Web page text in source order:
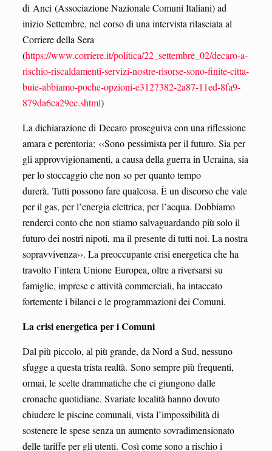
di Anci (Associazione Nazionale Comuni Italiani) ad
inizio Settembre, nel corso di una intervista rilasciata al
Corriere della Sera
(https://www.corriere.it/politica/22_settembre_02/decaro-a-
rischio-riscaldamenti-servizi-nostre-risorse-sono-finite-citta-
buie-abbiamo-poche-opzioni-e3127382-2a87-11ed-8fa9-
879da6ca29ec.shtml)
La dichiarazione di Decaro proseguiva con una riflessione
amara e perentoria: ‹‹Sono pessimista per il futuro. Sia per
gli approvvigionamenti, a causa della guerra in Ucraina, sia
per lo stoccaggio che non so per quanto tempo
durerà. Tutti possono fare qualcosa. È un discorso che vale
per il gas, per l’energia elettrica, per l’acqua. Dobbiamo
renderci conto che non stiamo salvaguardando più solo il
futuro dei nostri nipoti, ma il presente di tutti noi. La nostra
sopravvivenza››. La preoccupante crisi energetica che ha
travolto l’intera Unione Europea, oltre a riversarsi su
famiglie, imprese e attività commerciali, ha intaccato
fortemente i bilanci e le programmazioni dei Comuni.
La crisi energetica per i Comuni
Dal più piccolo, al più grande, da Nord a Sud, nessuno
sfugge a questa trista realtà. Sono sempre più frequenti,
ormai, le scelte drammatiche che ci giungono dalle
cronache quotidiane. Svariate località hanno dovuto
chiudere le piscine comunali, vista l’impossibilità di
sostenere le spese senza un aumento sovradimensionato
delle tariffe per gli utenti. Così come sono a rischio i